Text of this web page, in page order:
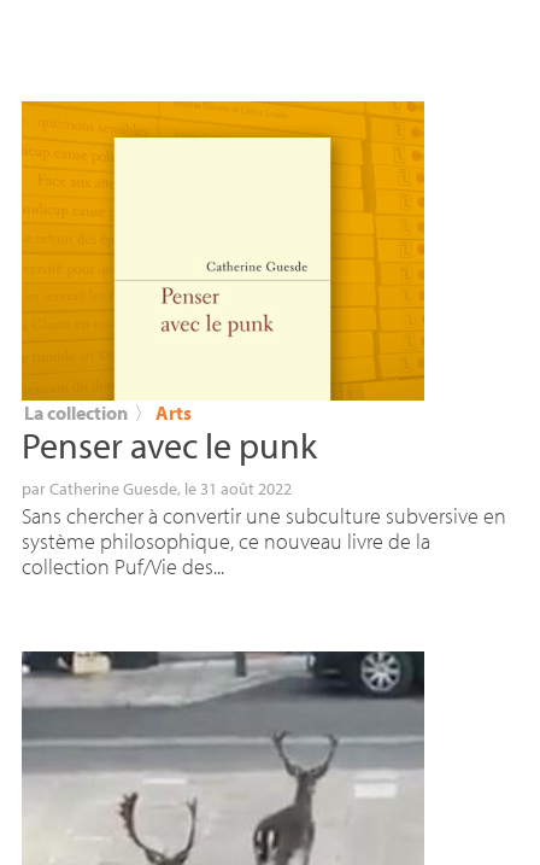
La collection 〉 Arts
Penser avec le punk
parCatherine Guesde, le 31 août 2022
Sans chercher à convertir une subculture subversive en
système philosophique, ce nouveau livre de la
collection Puf/Vie des...